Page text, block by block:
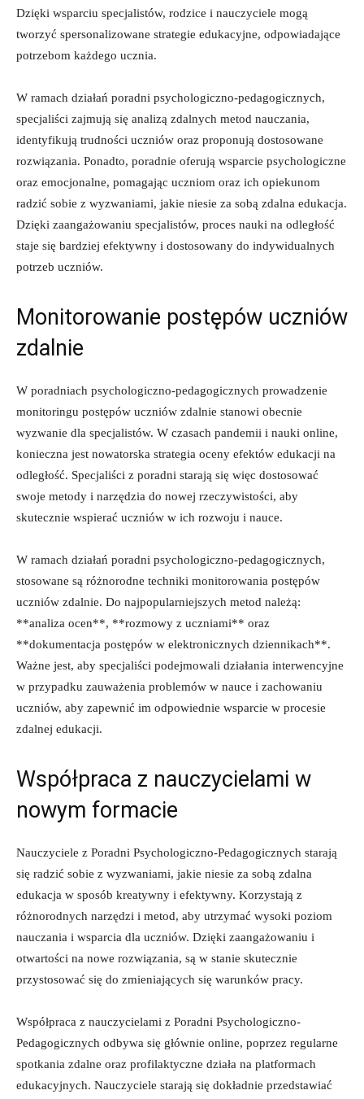
Dzięki wsparciu specjalistów, rodzice⁣ i nauczyciele mogą⁢
tworzyć spersonalizowane​ strategie edukacyjne, odpowiadające
potrzebom ‌każdego ucznia.
W ramach⁤ działań poradni psychologiczno-pedagogicznych,
specjaliści zajmują się⁤ analizą‌ zdalnych metod nauczania,​
identyfikują trudności uczniów‌ oraz proponują dostosowane
rozwiązania. Ponadto, poradnie oferują wsparcie psychologiczne
​oraz emocjonalne, pomagając uczniom oraz ich opiekunom
radzić sobie z ⁤wyzwaniami, jakie niesie za sobą zdalna‍ edukacja.
⁣Dzięki‍ zaangażowaniu specjalistów, proces nauki na odległość​
staje się bardziej efektywny i⁤ dostosowany do indywidualnych
potrzeb⁢ uczniów.
Monitorowanie postępów uczniów
zdalnie
W poradniach‌ psychologiczno-pedagogicznych prowadzenie
monitoringu postępów uczniów zdalnie stanowi obecnie
wyzwanie⁢ dla specjalistów. W czasach pandemii ​i⁤ nauki online,⁣
konieczna⁤ jest nowatorska‍ strategia⁤ oceny ⁣efektów edukacji ‌na
⁢odległość. Specjaliści‌ z​ poradni starają się ​więc ⁢dostosować
swoje metody⁤ i narzędzia⁤ do nowej rzeczywistości, aby
skutecznie wspierać uczniów w ich⁢ rozwoju i nauce.
W‍ ramach działań poradni psychologiczno-pedagogicznych,⁣
stosowane są różnorodne ‌techniki monitorowania ‍postępów​
uczniów zdalnie. Do najpopularniejszych ⁢metod należą:
**analiza ocen**, **rozmowy z⁣ uczniami** oraz​
**dokumentacja‍ postępów ⁣w elektronicznych⁤ dziennikach**.
Ważne ‌jest, aby specjaliści podejmowali działania‍ interwencyjne
w przypadku​ zauważenia problemów w nauce i zachowaniu​
uczniów, aby zapewnić im odpowiednie wsparcie‍ w⁣ procesie
zdalnej edukacji.
Współpraca z nauczycielami w
nowym formacie
Nauczyciele z Poradni Psychologiczno-Pedagogicznych ⁢starają
się radzić sobie z wyzwaniami, jakie⁤ niesie za sobą zdalna‍
edukacja w sposób kreatywny i efektywny. Korzystają z
różnorodnych ⁤narzędzi ⁤i⁤ metod,‌ aby utrzymać wysoki poziom
nauczania i wsparcia dla ‌uczniów. Dzięki ⁢zaangażowaniu i
⁤otwartości‍ na nowe rozwiązania, są w ⁤stanie skutecznie
przystosować się do zmieniających się ‌warunków pracy.
Współpraca z nauczycielami z Poradni Psychologiczno-
Pedagogicznych odbywa⁢ się głównie online, poprzez regularne
spotkania zdalne oraz profilaktyczne ⁢działa⁤ na platformach
edukacyjnych.⁢ Nauczyciele starają się dokładnie przedstawiać‍